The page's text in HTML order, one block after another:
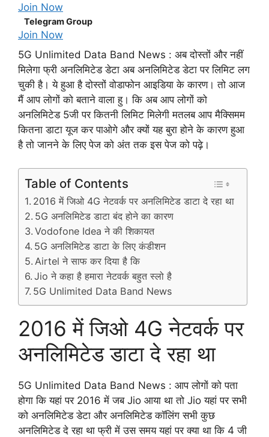
Join Now
Telegram Group
Join Now
5G Unlimited Data Band News : अब दोस्तों और नहीं
मिलेगा फ्री अनलिमिटेड डेटा अब अनलिमिटेड डेटा पर लिमिट लग
चुकी है। ये हुआ है दोस्तों वोडाफोन आइडिया के कारण। तो आज
मैं आप लोगों को बताने वाला हु। कि अब आप लोगों को
अनलिमिटेड 5जी पर कितनी लिमिट मिलेगी मतलब आप मैक्सिमम
कितना डाटा यूज कर पाओगे और क्यों यह बुरा होने के कारण हुआ
है तो जानने के लिए पेज को अंत तक इस पेज को पढ़े।
Table of Contents
2016 में जिओ 4G नेटवर्क पर अनलिमिटेड डाटा दे रहा था
5G अनलिमिटेड डाटा बंद होने का कारण
Vodofone Idea ने की शिकायत
5G अनलिमिटेड डाटा के लिए कंडीशन
Airtel ने साफ कर दिया है कि
Jio ने कहा है हमारा नेटवर्क बहुत स्लो है
5G Unlimited Data Band News
2016 में जिओ 4G नेटवर्क पर
अनलिमिटेड डाटा दे रहा था
5G Unlimited Data Band News : आप लोगों को पता
होगा कि यहां पर 2016 में जब Jio आया था तो Jio यहां पर सभी
को अनलिमिटेड डेटा और अनलिमिटेड कॉलिंग सभी कुछ
अनलिमिटेड दे रहा था फ्री में उस समय यहां पर क्या था कि 4 जी